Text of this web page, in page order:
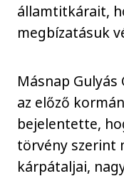
államtitkárait,
megbízatásuk
Másnap
az előző
bejelentette,
törvény szerint
kárpátaljai,